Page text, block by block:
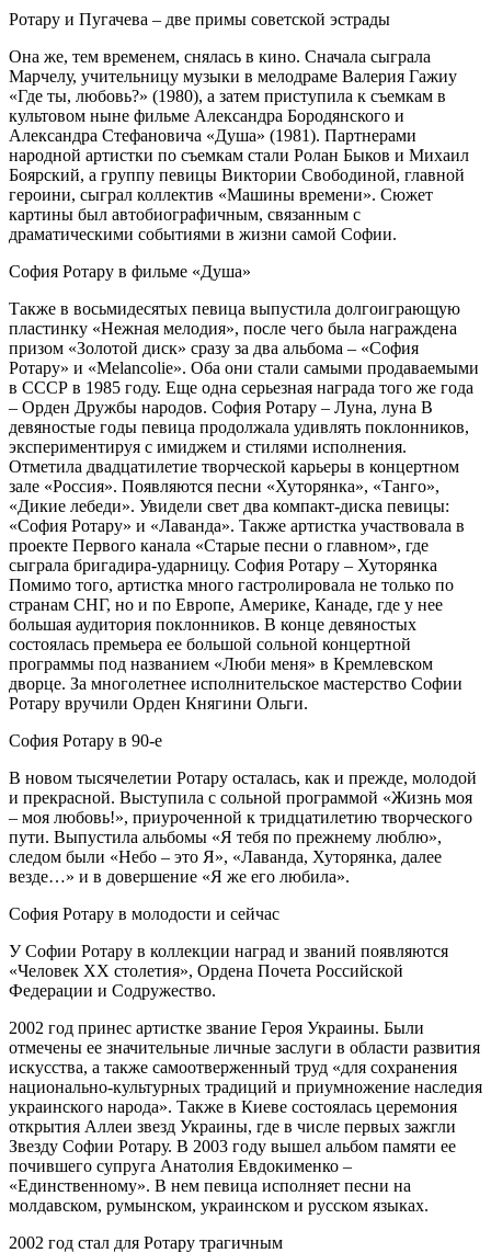
Ротару и Пугачева – две примы советской эстрады
Она же, тем временем, снялась в кино. Сначала сыграла
Марчелу, учительницу музыки в мелодраме Валерия Гажиу
«Где ты, любовь?» (1980), а затем приступила к съемкам в
культовом ныне фильме Александра Бородянского и
Александра Стефановича «Душа» (1981). Партнерами
народной артистки по съемкам стали Ролан Быков и Михаил
Боярский, а группу певицы Виктории Свободиной, главной
героини, сыграл коллектив «Машины времени». Сюжет
картины был автобиографичным, связанным с
драматическими событиями в жизни самой Софии.
София Ротару в фильме «Душа»
Также в восьмидесятых певица выпустила долгоиграющую
пластинку «Нежная мелодия», после чего была награждена
призом «Золотой диск» сразу за два альбома – «София
Ротару» и «Melancolie». Оба они стали самыми продаваемыми
в СССР в 1985 году. Еще одна серьезная награда того же года
– Орден Дружбы народов. София Ротару – Луна, луна В
девяностые годы певица продолжала удивлять поклонников,
экспериментируя с имиджем и стилями исполнения.
Отметила двадцатилетие творческой карьеры в концертном
зале «Россия». Появляются песни «Хуторянка», «Танго»,
«Дикие лебеди». Увидели свет два компакт-диска певицы:
«София Ротару» и «Лаванда». Также артистка участвовала в
проекте Первого канала «Старые песни о главном», где
сыграла бригадира-ударницу. София Ротару – Хуторянка
Помимо того, артистка много гастролировала не только по
странам СНГ, но и по Европе, Америке, Канаде, где у нее
большая аудитория поклонников. В конце девяностых
состоялась премьера ее большой сольной концертной
программы под названием «Люби меня» в Кремлевском
дворце. За многолетнее исполнительское мастерство Софии
Ротару вручили Орден Княгини Ольги.
София Ротару в 90-е
В новом тысячелетии Ротару осталась, как и прежде, молодой
и прекрасной. Выступила с сольной программой «Жизнь моя
– моя любовь!», приуроченной к тридцатилетию творческого
пути. Выпустила альбомы «Я тебя по прежнему люблю»,
следом были «Небо – это Я», «Лаванда, Хуторянка, далее
везде…» и в довершение «Я же его любила».
София Ротару в молодости и сейчас
У Софии Ротару в коллекции наград и званий появляются
«Человек ХХ столетия», Ордена Почета Российской
Федерации и Содружество.
2002 год принес артистке звание Героя Украины. Были
отмечены ее значительные личные заслуги в области развития
искусства, а также самоотверженный труд «для сохранения
национально-культурных традиций и приумножение наследия
украинского народа». Также в Киеве состоялась церемония
открытия Аллеи звезд Украины, где в числе первых зажгли
Звезду Софии Ротару. В 2003 году вышел альбом памяти ее
почившего супруга Анатолия Евдокименко –
«Единственному». В нем певица исполняет песни на
молдавском, румынском, украинском и русском языках.
2002 год стал для Ротару трагичным